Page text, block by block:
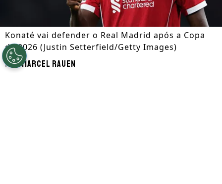
Konaté vai defender o Real Madrid após a Copa
de 2026 (Justin Setterfield/Getty Images)
PorMarcel Rauen